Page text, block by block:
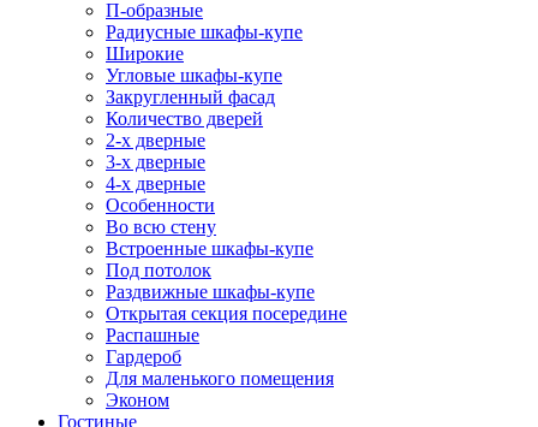
П-образные
Радиусные шкафы-купе
Широкие
Угловые шкафы-купе
Закругленный фасад
Количество дверей
2-х дверные
3-х дверные
4-х дверные
Особенности
Во всю стену
Встроенные шкафы-купе
Под потолок
Раздвижные шкафы-купе
Открытая секция посередине
Распашные
Гардероб
Для маленького помещения
Эконом
Гостиные